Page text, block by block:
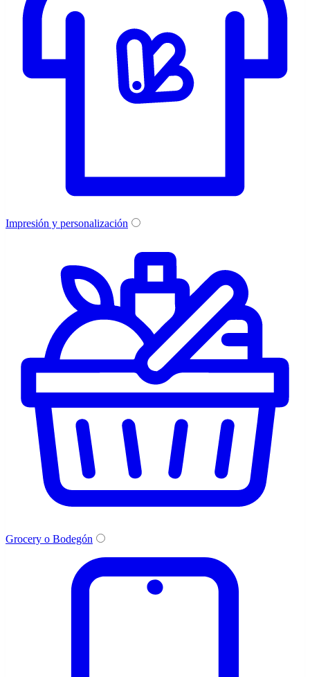
Impresión y personalización
Grocery o Bodegón